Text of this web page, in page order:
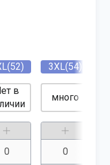
3XL(54)
в
много